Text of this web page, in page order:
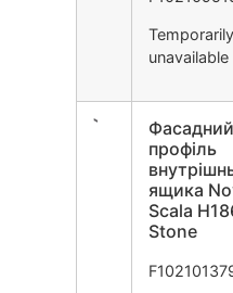
Temporarily
unavailable
Фасадний
профіль
ящика
Scala
Stone